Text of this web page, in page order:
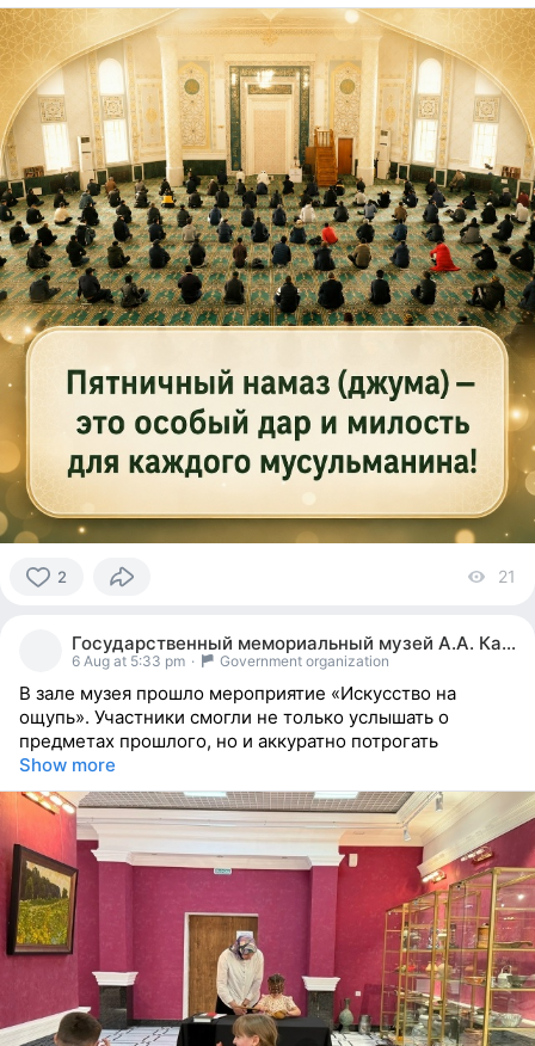
2 21
Государственный мемориальный музей А.А. Кадырова
6 Aug at 5:33 pm · Government organization
В зале музея прошло мероприятие «Искусство на
ощупь». Участники смогли не только услышать о
предметах прошлого, но и аккуратно потрогать
Show more